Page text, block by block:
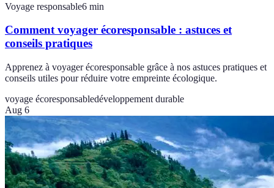
Voyage responsable6 min
Comment voyager écoresponsable : astuces et
conseils pratiques
Apprenez à voyager écoresponsable grâce à nos astuces pratiques et
conseils utiles pour réduire votre empreinte écologique.
voyage écoresponsabledéveloppement durable
Aug 6